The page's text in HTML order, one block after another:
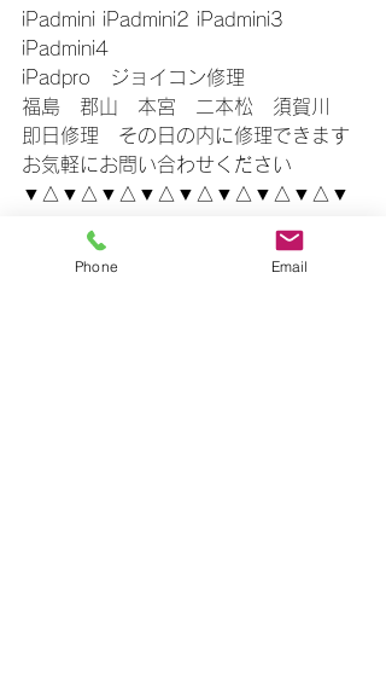
iPadmini iPadmini2 iPadmini3
iPadmini4
iPadpro　ジョイコン修理
福島　郡山　本宮　二本松　須賀川
即日修理　その日の内に修理できます
お気軽にお問い合わせください
▼△▼△▼△▼△▼△▼△▼△▼△▼
Phone Email